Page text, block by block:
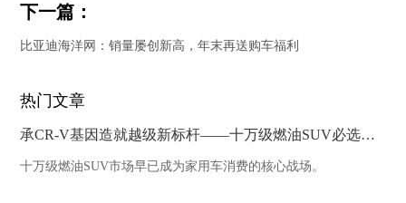
下一篇：
比亚迪海洋网：销量屡创新高，年末再送购车福利
热门文章
承CR-V基因造就越级新标杆——十万级燃油SUV必选HR-V
十万级燃油SUV市场早已成为家用车消费的核心战场。